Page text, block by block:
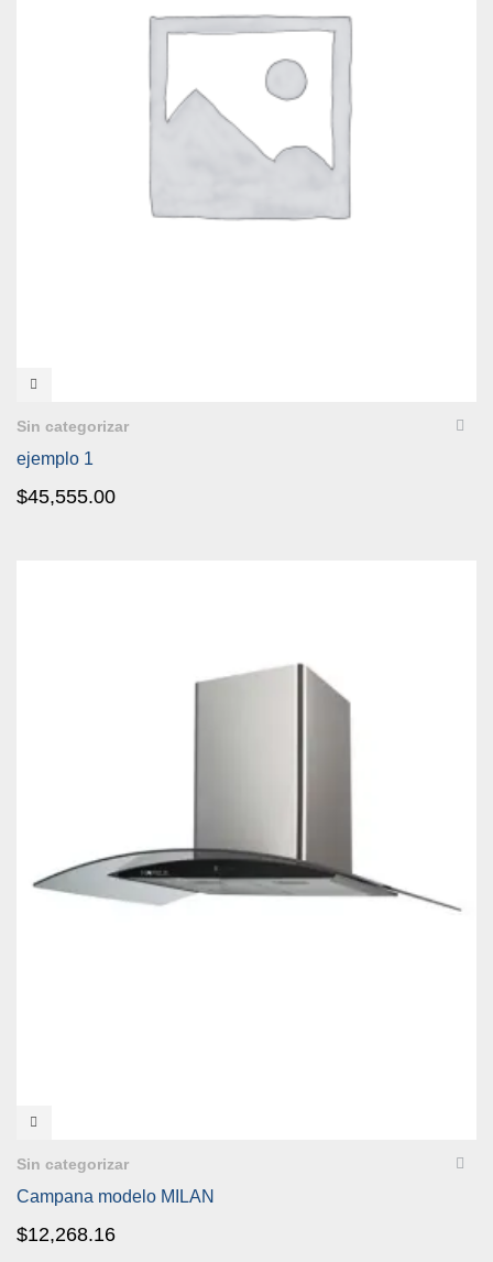
Sin categorizar
ejemplo 1
$45,555.00
Sin categorizar
Campana modelo MILAN
$12,268.16